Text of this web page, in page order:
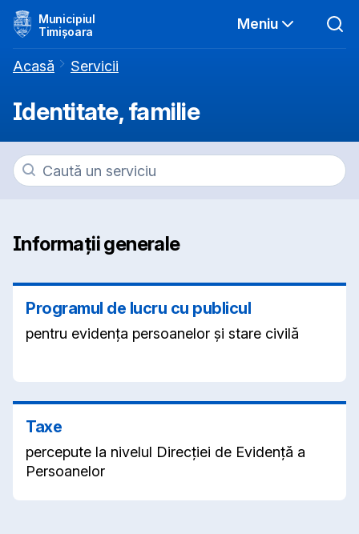
Municipiul
Timișoara
Meniu
Acasă Servicii
Identitate, familie
Informații generale
Programul de lucru cu publicul
pentru evidența persoanelor și stare civilă
Taxe
percepute la nivelul Direcției de Evidență a
Persoanelor